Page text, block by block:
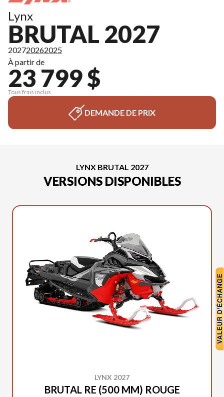
Lynx
BRUTAL 2027
202720262025
À partir de
23 799 $
Tous frais inclus
DEMANDE DE PRIX
LYNX BRUTAL 2027
VERSIONS DISPONIBLES
LYNX 2027
BRUTAL RE (500 MM) ROUGE